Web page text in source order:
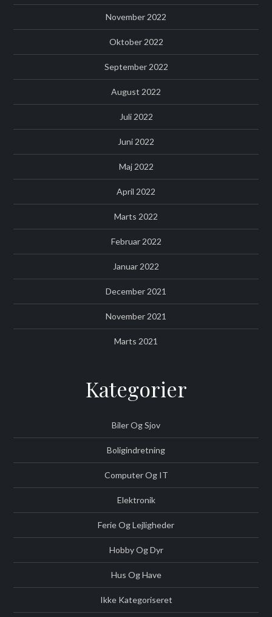
November 2022
Oktober 2022
September 2022
August 2022
Juli 2022
Juni 2022
Maj 2022
April 2022
Marts 2022
Februar 2022
Januar 2022
December 2021
November 2021
Marts 2021
Kategorier
Biler Og Sjov
Boligindretning
Computer Og IT
Elektronik
Ferie Og Lejligheder
Hobby Og Dyr
Hus Og Have
Ikke Kategoriseret